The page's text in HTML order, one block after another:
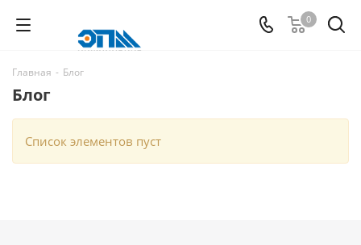
0
Главная - Блог
Блог
Список элементов пуст